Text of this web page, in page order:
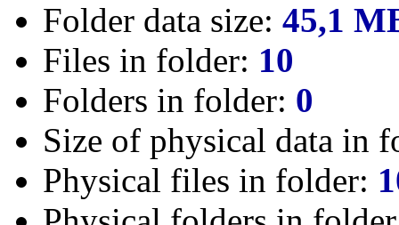
Folder data size: 45,1
Files in folder: 10
Folders in folder: 0
Size of physical data in
Physical files in folder: